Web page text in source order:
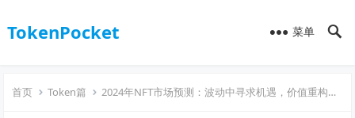
TokenPocket 菜单
首页 Token篇 2024年NFT市场预测：波动中寻求机遇，价值重构正当时